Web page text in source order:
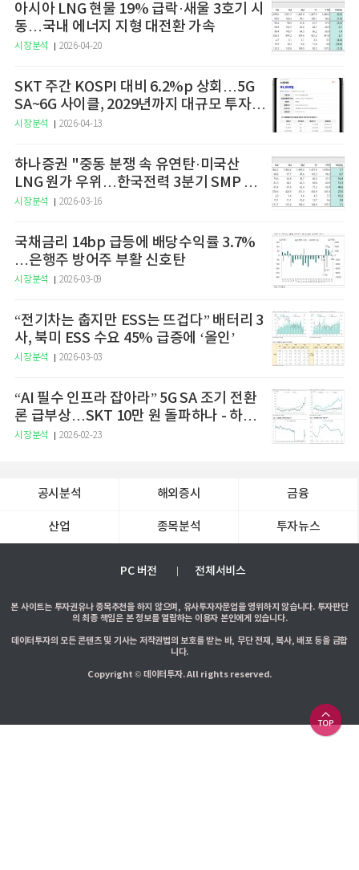
아시아 LNG 현물 19% 급락·새울 3호기 시
동…국내 에너지 지형 대전환 가속
시장분석 2026-04-20
SKT 주간 KOSPI 대비 6.2%p 상회…5G
SA~6G 사이클, 2029년까지 대규모 투자
예고
시장분석 2026-04-13
하나증권 "중동 분쟁 속 유연탄·미국산
LNG 원가 우위…한국전력 3분기 SMP 상
승 전망"
시장분석 2026-03-16
국채금리 14bp 급등에 배당수익률 3.7%
…은행주 방어주 부활 신호탄
시장분석 2026-03-09
“전기차는 춥지만 ESS는 뜨겁다” 배터리 3
사, 북미 ESS 수요 45% 급증에 ‘올인’
시장분석 2026-03-03
“AI 필수 인프라 잡아라” 5G SA 조기 전환
론 급부상…SKT 10만 원 돌파하나 - 하나
증권
시장분석 2026-02-23
공시분석 해외증시 금융
산업 종목분석 투자뉴스
PC 버전 전체서비스
본 사이트는 투자권유나 종목추천을 하지 않으며, 유사투자자문업을 영위하지 않습니다. 투자판단
의 최종 책임은 본 정보를 열람하는 이용자 본인에게 있습니다.
데이터투자의 모든 콘텐츠 및 기사는 저작권법의 보호를 받는 바, 무단 전재, 복사, 배포 등을 금합
니다.
Copyright © 데이터투자. All rights reserved.